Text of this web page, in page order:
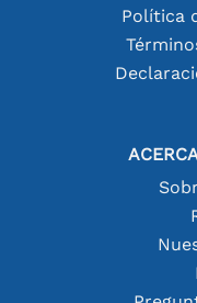
Política